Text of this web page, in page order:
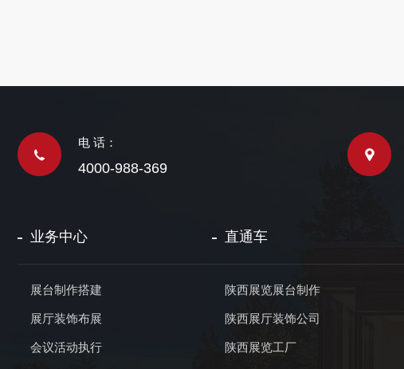
电 话：
4000-988-369
业务中心
展台制作搭建
展厅装饰布展
会议活动执行
直通车
陕西展览展台制作
陕西展厅装饰公司
陕西展览工厂